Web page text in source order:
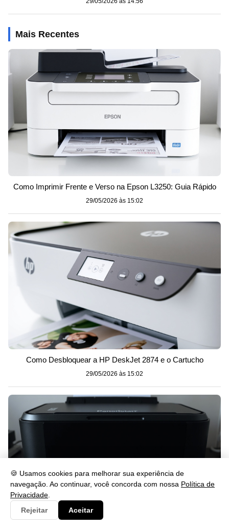
🍪 Usamos cookies para melhorar sua experiência de
navegação. Ao continuar, você concorda com nossa Política de
Privacidade
Rejeitar
Aceitar
Mais Recentes
Como Imprimir Frente e Verso na Epson L3250: Guia Rápido
29/05/2026 às 15:02
Como Desbloquear a HP DeskJet 2874 e o Cartucho
29/05/2026 às 15:02